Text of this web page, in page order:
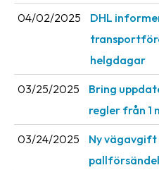
04/02/2025
DHL
helgdagar
03/25/2025
Bring
regler från 1
03/24/2025
Ny